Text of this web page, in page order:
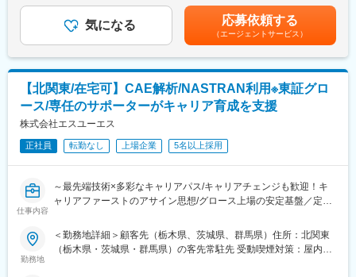
ますが、20代の若手社員や、女性社員も活躍しております。
・毎週水曜日と給与・賞与支給日の週末を、全員定時で帰宅する
「一斉定時退勤日（健康日）」として制度化、半年ごとに「連続2
日以上の計画的な有給休暇（計画年休）」の取得を促進していま
す。土日を合わせると四連休を半年ごとに取得可能。また、GW・
夏季・年末年始は、所定の休暇前後に計画年休を推奨する日をあ
らかじめ設定し、長期休暇を取得できる取り組みを行っていま
す。
・計画年休のほか、勤続年数に応じて5日付与される「リフレッシ
皆で休暇を取得していく環境をつくっています。責任者には取得
変更の範囲：会社の定める業務
■魅力ポイント：
(1)社員数1万名を超える大企業ならではの案件数
案件数が多いため、上流工程中心に下流の案件まで多くの案件を
保有しています。
エンジニアの希望やスキルに応じたアサインが可能であり、やり
たい仕事や成長できる案件にアサインできる可能性が高いです。
(2) 勤務地希望が叶いやすい
支店ごとに採用を行っているため、勤務地希望を叶えやすいこと
も特徴です。関東だけでも12の支店があり、ほぼ支店のある都道
府県で限定することができます。全国22ヶ所に支店があるため、
(3) 充実した研修制度
技術者のキャリアアップを最重要課題の1つと捉え、スキルの習得
あります。
※社内承認を得た講座は全額会社負担
場合もあります賃金はあくまでも目安の金額であり、選考を通じ
て上下する可能性があります。月給(月額)は固定手当を含めた表記
です。
気になる 応募依頼する
（エージェントサービス）
【北関東/在宅可】CAE解析/NASTRAN利用※東証グロ
ース/専任のサポーターがキャリア育成を支援
株式会社エスユーエス
正社員 転勤なし 上場企業 5名以上採用
仕事内容
～最先端技術×多彩なキャリアパス/キャリアチェンジも歓迎！キ
ャリアファーストのアサイン思想/グロース上場の安定基盤／定着
◎インフラ系、組込系を中心に案件拡大！長くお取引のある企業
様も多く安定基盤
勤務地
＜勤務地詳細＞顧客先（栃木県、茨城県、群馬県）住所：北関東
（栃木県・茨城県・群馬県）の客先常駐先 受動喫煙対策：屋内全